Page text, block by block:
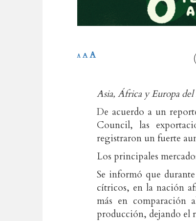
A A A
Asia, África y Europa del
De acuerdo a un
Council, las
registraron un fuerte
Los principales
Se informó que
cítricos, en la nación
más en
producción, dejando el